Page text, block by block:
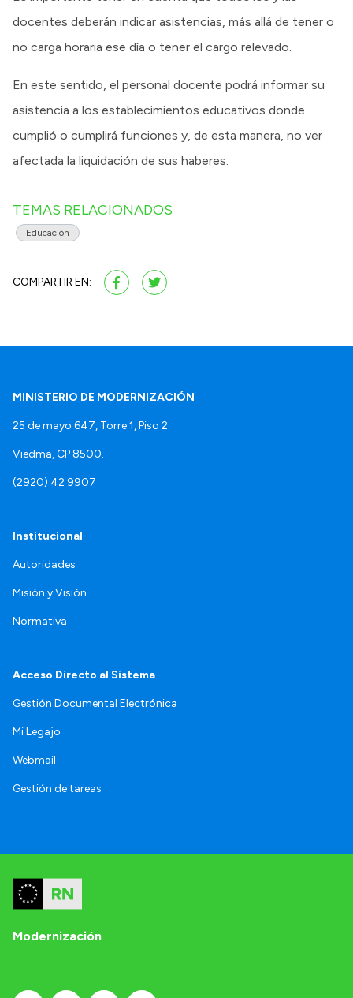
docentes deberán indicar asistencias, más allá de tener o
no carga horaria ese día o tener el cargo relevado.
En este sentido, el personal docente podrá informar su
asistencia a los establecimientos educativos donde
cumplió o cumplirá funciones y, de esta manera, no ver
afectada la liquidación de sus haberes.
TEMAS RELACIONADOS
Educación
COMPARTIR EN:
MINISTERIO DE MODERNIZACIÓN
25 de mayo 647, Torre 1, Piso 2.
Viedma, CP 8500.
(2920) 42 9907
Institucional
Autoridades
Misión y Visión
Normativa
Acceso Directo al Sistema
Gestión Documental Electrónica
Mi Legajo
Webmail
Gestión de tareas
Modernización